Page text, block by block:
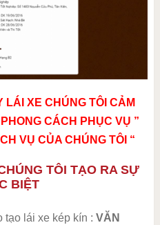
LÁI XE CHÚNG TÔI CẢM
CÁCH PHỤC VỤ ”
VỤ CỦA CHÚNG TÔI “
TÔI TẠO RA SỰ
BIỆT
tạo lái xe kép kín : VĂN